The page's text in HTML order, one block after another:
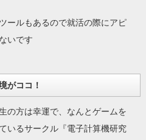
ールもあるので就活の際にアピ
いです
がココ！
の方は幸運で、なんとゲームを
いるサークル『電子計算機研究